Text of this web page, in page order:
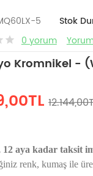
5 Stok
0 yorum
Kromnikel -
12 aya kadar taksit
renk, kumaş ile